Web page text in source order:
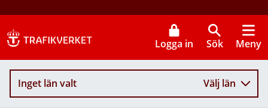
Logga in Sök Meny
Inget län valt Välj län